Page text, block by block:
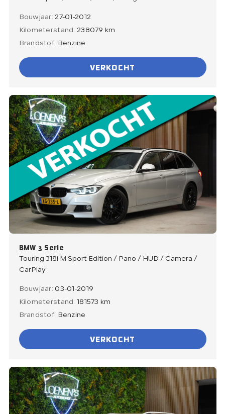
Bouwjaar:27-01-2012
Kilometerstand: 238079 km
Brandstof: Benzine
VERKOCHT
BMW 3 Serie
Touring 318i M Sport Edition / Pano / HUD / Camera /
CarPlay
Bouwjaar: 03-01-2019
Kilometerstand: 181573 km
Brandstof: Benzine
VERKOCHT